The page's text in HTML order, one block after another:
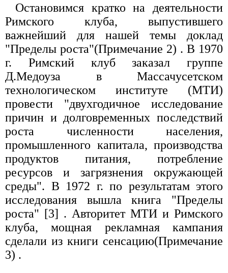
Остановимся кратко на деятельности
Римского клуба, выпустившего
важнейший для нашей темы доклад
"Пределы роста"(Пpимечание 2) . В 1970
г. Римский клуб заказал группе
Д.Медоуза в Массачусетском
технологическом институте (МТИ)
провести "двухгодичное исследование
причин и долговременных последствий
роста численности населения,
промышленного капитала, производства
продуктов питания, потребление
ресурсов и загрязнения окружающей
среды". В 1972 г. по результатам этого
исследования вышла книга "Пределы
роста" [3] . Авторитет МТИ и Римского
клуба, мощная рекламная кампания
сделали из книги сенсацию(Пpимечание
3) .